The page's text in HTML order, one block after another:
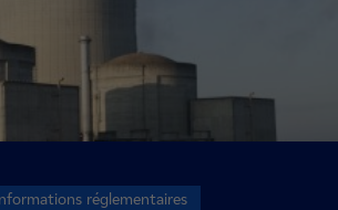
réglementaires